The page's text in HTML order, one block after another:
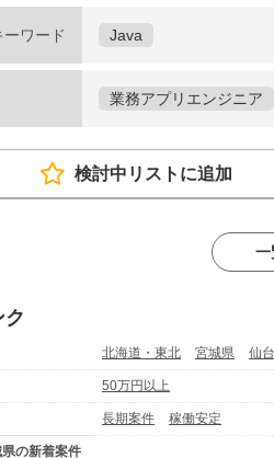
ーワード Java
業務アプリエンジニア
検討中リストに追加
一
ク
北海道・東北 宮城県 仙
50万円以上
長期案件 稼働安定
の新着案件